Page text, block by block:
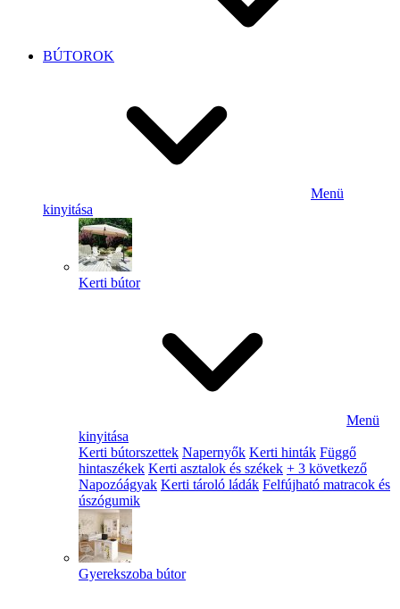
BÚTOROK
Menü
kinyitása
Kerti bútor
Menü
kinyitása
Kerti bútorszettek Napernyők Kerti hinták Függő
hintaszékek Kerti asztalok és székek + 3 következő
Napozóágyak Kerti tároló ládák Felfújható matracok és
úszógumik
Gyerekszoba bútor